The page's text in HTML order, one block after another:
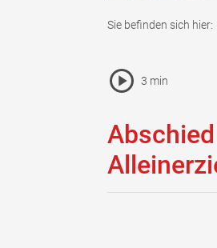
Sie befinden sich hier:
Vorlesen Icon
Pause Icon
3 min